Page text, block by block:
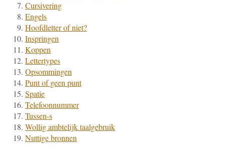
Cursivering
Engels
Hoofdletter of niet?
Inspringen
Koppen
Lettertypes
Opsommingen
Punt of geen punt
Spatie
Telefoonnummer
Tussen-s
Wollig ambtelijk taalgebruik
Nuttige bronnen